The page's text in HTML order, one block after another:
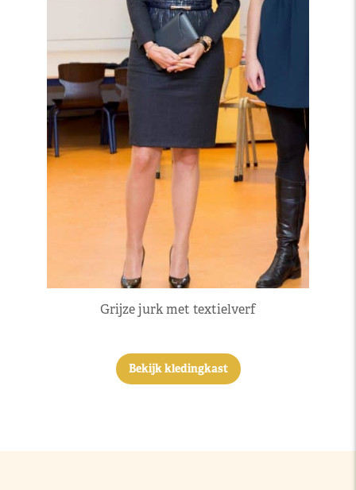
Grijze jurk met textielverf
Bekijk kledingkast